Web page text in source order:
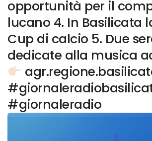
opportunità per il
lucano 4. In Basilicata
Cup di calcio 5. Due
dedicate alla musica
#giornaleradio